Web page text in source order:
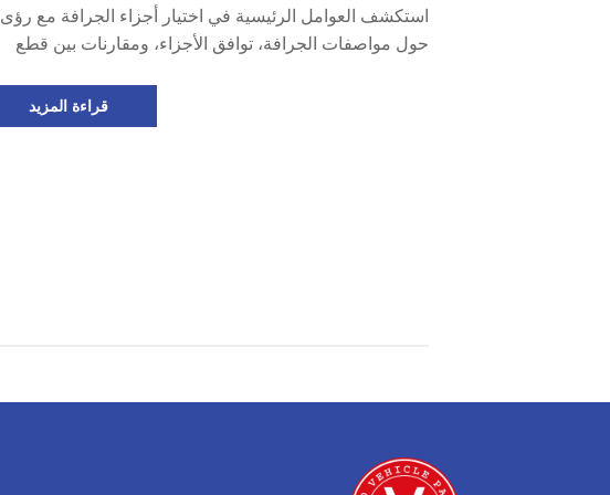
استكشف العوامل الرئيسية في اختيار أجزاء الجرافة مع رؤى
حول مواصفات الجرافة، توافق الأجزاء، ومقارنات بين قطع
قراءة المزيد